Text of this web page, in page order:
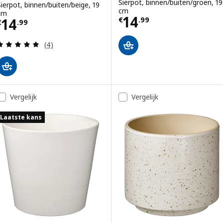
binnen/buiten/beige, 19
14.99€ 14.99
Beoordeling: 5 van 5 sterren. Totaal
(4)
Sierpot, binnen/buiten/groen, 19
cm
€14.99
Prijs € 14.99
Vergelijk
Laatste kans
Vergelijk